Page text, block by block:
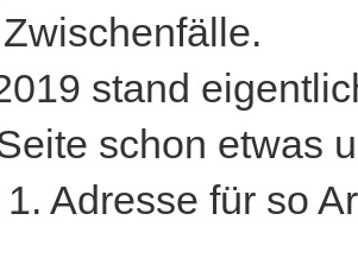
stand
schon etwas
Adresse für so